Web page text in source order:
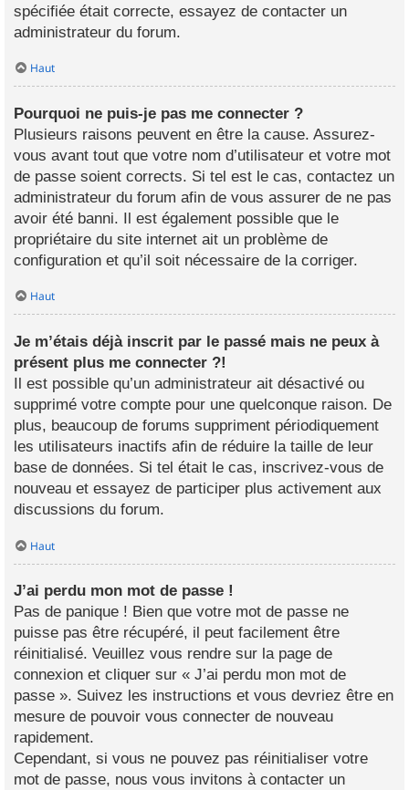
spécifiée était correcte, essayez de contacter un
administrateur du forum.
Haut
Pourquoi ne puis-je pas me connecter ?
Plusieurs raisons peuvent en être la cause. Assurez-
vous avant tout que votre nom d’utilisateur et votre mot
de passe soient corrects. Si tel est le cas, contactez un
administrateur du forum afin de vous assurer de ne pas
avoir été banni. Il est également possible que le
propriétaire du site internet ait un problème de
configuration et qu’il soit nécessaire de la corriger.
Haut
Je m’étais déjà inscrit par le passé mais ne peux à
présent plus me connecter ?!
Il est possible qu’un administrateur ait désactivé ou
supprimé votre compte pour une quelconque raison. De
plus, beaucoup de forums suppriment périodiquement
les utilisateurs inactifs afin de réduire la taille de leur
base de données. Si tel était le cas, inscrivez-vous de
nouveau et essayez de participer plus activement aux
discussions du forum.
Haut
J’ai perdu mon mot de passe !
Pas de panique ! Bien que votre mot de passe ne
puisse pas être récupéré, il peut facilement être
réinitialisé. Veuillez vous rendre sur la page de
connexion et cliquer sur « J’ai perdu mon mot de
passe ». Suivez les instructions et vous devriez être en
mesure de pouvoir vous connecter de nouveau
rapidement.
Cependant, si vous ne pouvez pas réinitialiser votre
mot de passe, nous vous invitons à contacter un